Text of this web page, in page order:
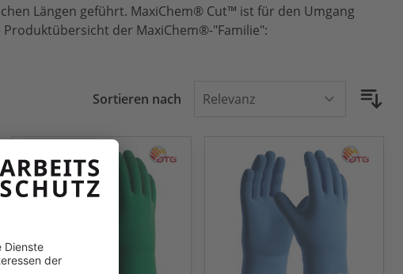
Längen geführt. MaxiChem® Cut™ ist für den Umgang
der MaxiChem®-"Familie":
Sortieren nach